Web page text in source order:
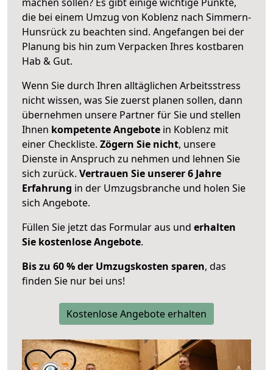
die bei einem Umzug von Koblenz nach Simmern-
Hunsrück zu beachten sind. Angefangen bei der
Planung bis hin zum Verpacken Ihres kostbaren
Hab & Gut.
Wenn Sie durch Ihren alltäglichen Arbeitsstress
nicht wissen, was Sie zuerst planen sollen, dann
übernehmen unsere Partner für Sie und stellen
Ihnen kompetente Angebote in Koblenz mit
einer Checkliste. Zögern Sie nicht, unsere
Dienste in Anspruch zu nehmen und lehnen Sie
sich zurück. Vertrauen Sie unserer 6 Jahre
Erfahrung in der Umzugsbranche und holen Sie
sich Angebote.
Füllen Sie jetzt das Formular aus und erhalten
Sie kostenlose Angebote.
Bis zu 60 % der Umzugskosten sparen, das
finden Sie nur bei uns!
Kostenlose Angebote erhalten